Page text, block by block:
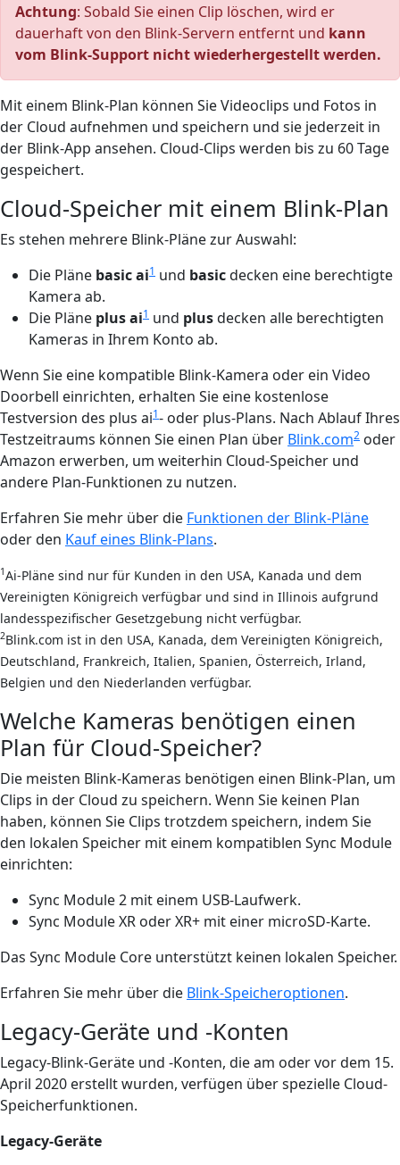
Achtung: Sobald Sie einen Clip löschen, wird er
dauerhaft von den Blink-Servern entfernt und kann
vom Blink-Support nicht wiederhergestellt werden.
Mit einem Blink-Plan können Sie Videoclips und Fotos in
der Cloud aufnehmen und speichern und sie jederzeit in
der Blink-App ansehen. Cloud-Clips werden bis zu 60 Tage
gespeichert.
Cloud-Speicher mit einem Blink-Plan
Es stehen mehrere Blink-Pläne zur Auswahl:
Die Pläne basic ai1 und basicdecken eine berechtigte
Kamera ab.
Die Pläne plus ai1 und plusdecken alle berechtigten
Kameras in Ihrem Konto ab.
Wenn Sie eine kompatible Blink-Kamera oder ein Video
Doorbell einrichten, erhalten Sie eine kostenlose
Testversion des plus ai1- oder plus-Plans. Nach Ablauf Ihres
Testzeitraums können Sie einen Plan über Blink.com2 oder
Amazon erwerben, um weiterhin Cloud-Speicher und
andere Plan-Funktionen zu nutzen.
Erfahren Sie mehr über die Funktionen der Blink-Pläne
oder den Kauf eines Blink-Plans.
1Ai-Pläne sind nur für Kunden in den USA, Kanada und dem
Vereinigten Königreich verfügbar und sind in Illinois aufgrund
landesspezifischer Gesetzgebung nicht verfügbar.
2Blink.com ist in den USA, Kanada, dem Vereinigten Königreich,
Deutschland, Frankreich, Italien, Spanien, Österreich, Irland,
Belgien und den Niederlanden verfügbar.
Welche Kameras benötigen einen
Plan für Cloud-Speicher?
Die meisten Blink-Kameras benötigen einen Blink-Plan, um
Clips in der Cloud zu speichern. Wenn Sie keinen Plan
haben, können Sie Clips trotzdem speichern, indem Sie
den lokalen Speicher mit einem kompatiblen Sync Module
einrichten:
Sync Module 2 mit einem USB-Laufwerk.
Sync Module XR oder XR+ mit einer microSD-Karte.
Das Sync Module Core unterstützt keinen lokalen Speicher.
Erfahren Sie mehr über die Blink-Speicheroptionen.
Legacy-Geräte und -Konten
Legacy-Blink-Geräte und -Konten, die am oder vor dem 15.
April 2020 erstellt wurden, verfügen über spezielle Cloud-
Speicherfunktionen.
Legacy-Geräte